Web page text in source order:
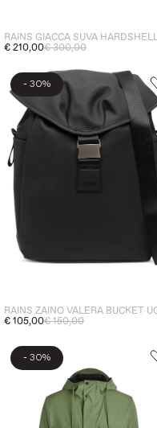
€ 210,00€ 300,00
- 30%
€ 105,00€ 150,00
- 30%